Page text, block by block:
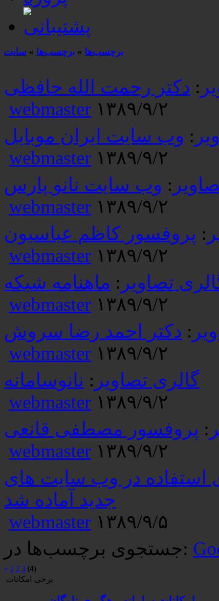
برچسب‌ها » برچسب‌ها » سایت
: دکتر رحمت الله حافظی
webmaster ۱۳۸۹/۹/۲
: وب سایت ایران موبایل
webmaster ۱۳۸۹/۹/۲
: وب سایت نانو پارس
webmaster ۱۳۸۹/۹/۲
: پروفسور کاظم عباسیون
webmaster ۱۳۸۹/۹/۲
تصاویر : ماهنامه شبکه
webmaster ۱۳۸۹/۹/۲
: دکتر احمد رضا سروش
webmaster ۱۳۸۹/۹/۲
گالری تصاویر : نانوسامانه
webmaster ۱۳۸۹/۹/۲
: پروفسور مصطفی قانعی
webmaster ۱۳۸۹/۹/۲
۲.۵.۰ برای استفاده در وب سایت های
جدید آماده شد
webmaster ۱۳۸۹/۹/۵
جستجوی برچسب‌ها در:
« 1 2 3 (4)
برخی امکانات